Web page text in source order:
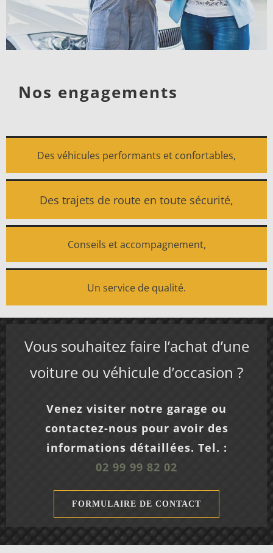
Nos engagements
Des véhicules performants et confortables,
Des trajets de route en toute sécurité,
Conseils et accompagnement,
Un service de qualité.
Vous souhaitez faire l’achat d’une
voiture ou véhicule d’occasion ?
Venez visiter notre garage ou
contactez-nous pour avoir des
informations détaillées. Tel. :
02 99 99 82 02
FORMULAIRE DE CONTACT